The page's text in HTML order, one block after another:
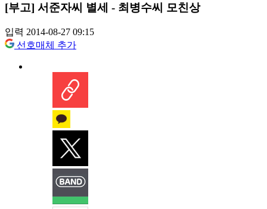
[부고] 서준자씨 별세 - 최병수씨 모친상
입력 2014-08-27 09:15
선호매체 추가